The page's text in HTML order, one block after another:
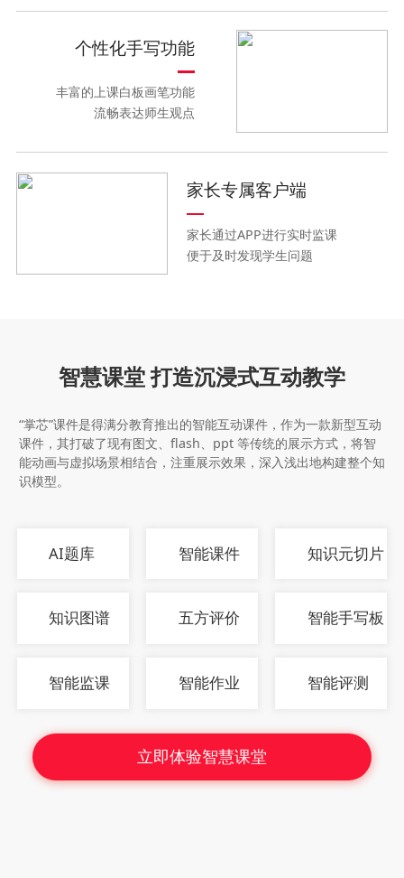
个性化手写功能
丰富的上课白板画笔功能
流畅表达师生观点
家长专属客户端
家长通过APP进行实时监课
便于及时发现学生问题
智慧课堂 打造沉浸式互动教学
“掌芯”课件是得满分教育推出的智能互动课件，作为一款新型互动
课件，其打破了现有图文、flash、ppt 等传统的展示方式，将智
能动画与虚拟场景相结合，注重展示效果，深入浅出地构建整个知
识模型。
AI题库 智能课件 知识元切片
知识图谱 五方评价 智能手写板
智能监课 智能作业 智能评测
立即体验智慧课堂